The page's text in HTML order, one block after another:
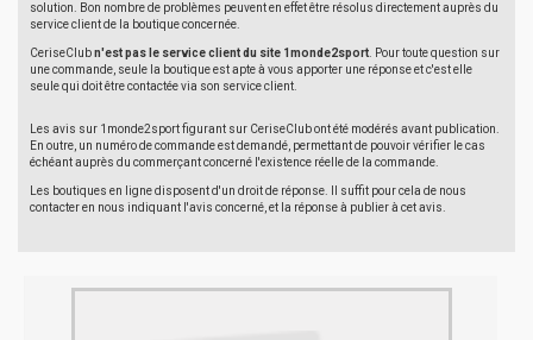
solution. Bon nombre de problèmes peuvent en effet être résolus directement auprès du
service client de la boutique concernée.
CeriseClubn'est pas le service client du site 1monde2sport . Pour toute question sur
une commande, seule la boutique est apte à vous apporter une réponse et c'est elle
seule qui doit être contactée via son service client.
Les avis sur 1monde2sport figurant sur CeriseClub ont été modérés avant publication.
En outre, un numéro de commande est demandé, permettant de pouvoir vérifier le cas
échéant auprès du commerçant concerné l'existence réelle de la commande.
Les boutiques en ligne disposent d'un droit de réponse. Il suffit pour cela de nous
contacter en nous indiquant l'avis concerné, et la réponse à publier à cet avis.